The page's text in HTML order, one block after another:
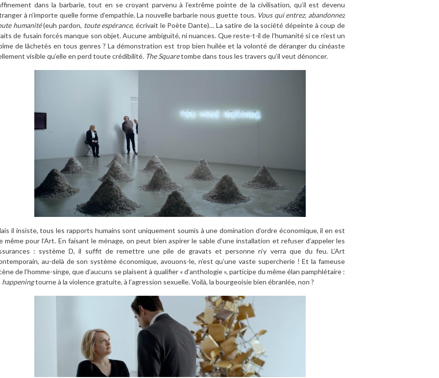
dans la barbarie, tout en se croyant parvenu à l’extrême pointe de la civilisation, qu’il est devenu
à n’importe quelle forme d’empathie. La nouvelle barbarie nous guette tous. Vous qui entrez, abandonnez
humanité(euh pardon, toute espérance, écrivait le Poète Dante)… La satire de la société dépeinte à coup de
de fusain forcés manque son objet. Aucune ambiguïté, ni nuances. Que reste-t-il de l’humanité si ce n’est un
de lâchetés en tous genres ? La démonstration est trop bien huilée et la volonté de déranger du cinéaste
visible qu’elle en perd toute crédibilité. The Squaretombe dans tous les travers qu’il veut dénoncer.
il insiste, tous les rapports humains sont uniquement soumis à une domination d’ordre économique, il en est
même pour l’Art. En faisant le ménage, on peut bien aspirer le sable d’une installation et refuser d’appeler les
: système D, il suffit de remettre une pile de gravats et personne n’y verra que du feu. L’Art
au-delà de son système économique, avouons-le, n’est qu’une vaste supercherie ! Et la fameuse
de l’homme-singe, que d’aucuns se plaisent à qualifier « d’anthologie », participe du même élan pamphlétaire :
happeningtourne à la violence gratuite, à l’agression sexuelle. Voilà, la bourgeoisie bien ébranlée, non ?